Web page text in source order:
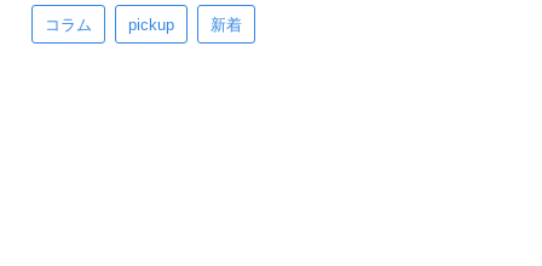
コラム pickup 新着